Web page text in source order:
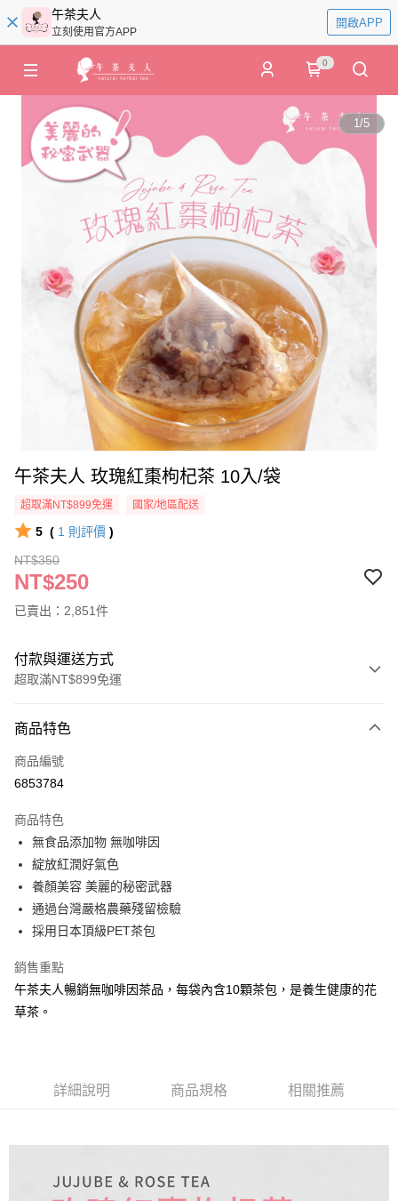
午茶夫人
立刻使用官方APP
開啟APP
0
1/5
午茶夫人 玫瑰紅棗枸杞茶 10入/袋
超取滿NT$899免運 國家/地區配送
5 ( 1 則評價 )
NT$350
NT$250
已賣出：2,851件
付款與運送方式
超取滿NT$899免運
信用卡一次付款
超商取貨付款
Apple Pay
街口支付
悠遊付
Google Pay
ATM付款
運送方式
付款後全家取貨
每筆NT$150
商品特色
商品編號
6853784
商品特色
無食品添加物 無咖啡因
綻放紅潤好氣色
養顏美容 美麗的秘密武器
通過台灣嚴格農藥殘留檢驗
採用日本頂級PET茶包
銷售重點
午茶夫人暢銷無咖啡因茶品，每袋內含10顆茶包，是養生健康的花
草茶。
詳細說明 商品規格 相關推薦